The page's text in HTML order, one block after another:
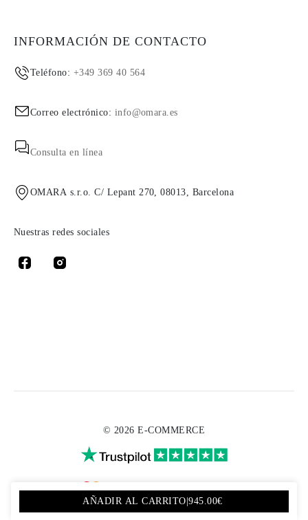
AÑADIR AL CARRITO 945.00€
INFORMACIÓN DE CONTACTO
Teléfono: +349 369 40 564
Correo electrónico: info@omara.es
Consulta en línea
OMARA s.r.o. C/ Lepant 270, 08013, Barcelona
Nuestras redes sociales
© 2026 E-COMMERCE